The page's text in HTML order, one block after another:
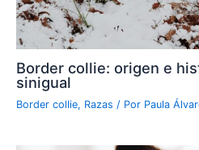
Border collie: origen e
sinigual
Border collie, Razas / Por Paula